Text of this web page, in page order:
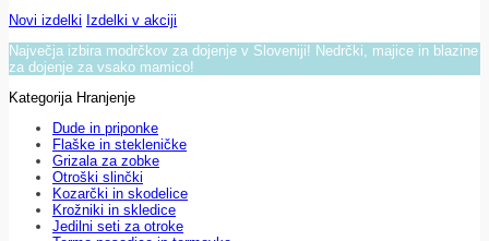
Novi izdelki Izdelki v akciji
Največja izbira modrčkov za dojenje v Sloveniji! Nedrčki, majice in blazine
za dojenje za vsako mamico!
Kategorija Hranjenje
Dude in priponke
Flaške in stekleničke
Grizala za zobke
Otroški slinčki
Kozarčki in skodelice
Krožniki in skledice
Jedilni seti za otroke